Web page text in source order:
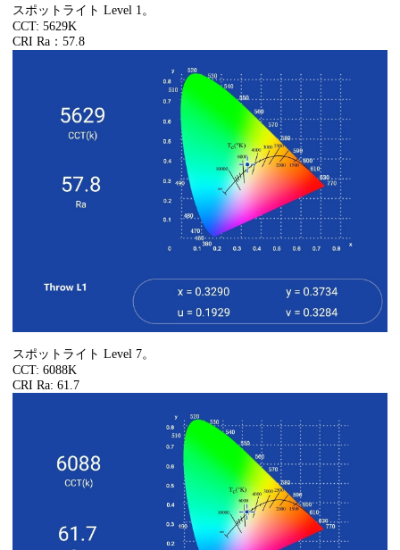
スポットライト Level 1。
CCT: 5629K
CRI Ra：57.8
スポットライト Level 7。
CCT: 6088K
CRI Ra: 61.7